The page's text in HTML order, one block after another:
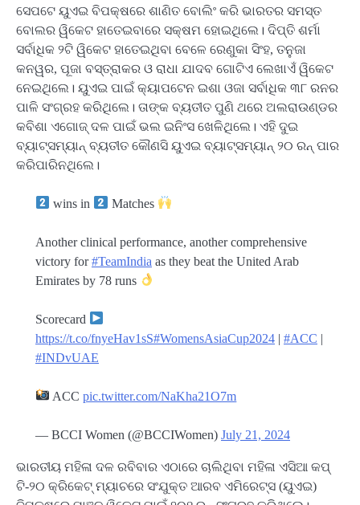
ସେପଟେ ୟୁଏଇ ବିପକ୍ଷରେ ଶାଣିତ ବୋଲିଂ କରି ଭାରତର ସମସ୍ତ
ବୋଲର ୱିକେଟ ହାତେଇବାରେ ସକ୍ଷମ ହୋଇଥିଲେ। ଦିପ୍ତି ଶର୍ମା
ସର୍ବାଧିକ ୨ଟି ୱିକେଟ ହାତେଇଥିବା ବେଳେ ରେଣୁକା ସିଂହ, ତନୁଜା
କନୱର, ପୂଜା ବସ୍ତ୍ରାକର ଓ ରାଧା ଯାଦବ ଗୋଟିଏ ଲେଖାଏଁ ୱିକେଟ
ନେଇଥିଲେ। ୟୁଏଇ ପାଇଁ କ୍ୟାପଟେନ ଇଶା ଓଜା ସର୍ବାଧିକ ୩୮ ରନର
ପାଳି ସଂଗ୍ରହ କରିଥିଲେ। ତାଙ୍କ ବ୍ୟତୀତ ପୁଣି ଥରେ ଅଲରାଉଣ୍ଡର
କବିଶା ଏଗୋଜ୍ ଦଳ ପାଇଁ ଭଲ ଇନିଂସ ଖେଳିଥିଲେ। ଏହି ଦୁଇ
ବ୍ୟାଟ୍ସମ୍ୟାନ୍ ବ୍ୟତୀତ କୌଣସି ୟୁଏଇ ବ୍ୟାଟ୍ସମ୍ୟାନ୍ ୨୦ ରନ୍ ପାର
କରିପାରିନଥିଲେ।
wins in Matches
Another clinical performance, another comprehensive
victory for#TeamIndia as they beat the United Arab
Emirates by 78 runs
Scorecard
https://t.co/fnyeHav1sS#WomensAsiaCup2024 | #ACC |
#INDvUAE
ACCpic.twitter.com/NaKha21O7m
— BCCI Women (@BCCIWomen) July 21, 2024
ଭାରତୀୟ ମହିଳା ଦଳ ରବିବାର ଏଠାରେ ଚାଲିଥିବା ମହିଳା ଏସିଆ କପ୍
ଟି-୨୦ କ୍ରିକେଟ୍ ମ୍ୟାଚରେ ସଂଯୁକ୍ତ ଆରବ ଏମିରେଟ୍ସ (ୟୁଏଇ)